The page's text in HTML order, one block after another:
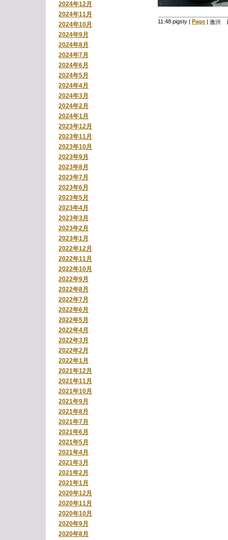
2024年12月
2024年11月
2024年10月
2024年9月
2024年8月
2024年7月
2024年6月
2024年5月
2024年4月
2024年3月
2024年2月
2024年1月
2023年12月
2023年11月
2023年10月
2023年9月
2023年8月
2023年7月
2023年6月
2023年5月
2023年4月
2023年3月
2023年2月
2023年1月
2022年12月
2022年11月
2022年10月
2022年9月
2022年8月
2022年7月
2022年6月
2022年5月
2022年4月
2022年3月
2022年2月
2022年1月
2021年12月
2021年11月
2021年10月
2021年9月
2021年8月
2021年7月
2021年6月
2021年5月
2021年4月
2021年3月
2021年2月
2021年1月
2020年12月
2020年11月
2020年10月
2020年9月
2020年8月
11:48 pigsty | Page | 激渋